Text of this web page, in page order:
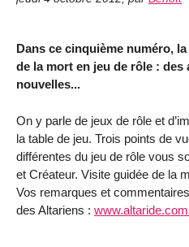
Dans ce cinquième numéro,
de la mort en jeu de rôle : des
nouvelles...
On y parle de jeux de rôle et
la table de jeu. Trois points de
différentes du jeu de rôle vous
et Créateur. Visite guidée de la
Vos remarques et
des Altariens : www.altaride.com